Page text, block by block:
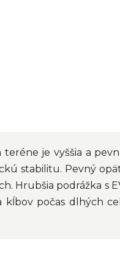
je vyššia a
stabilitu. Pevný
Hrubšia podrážka s
kĺbov počas dlhých